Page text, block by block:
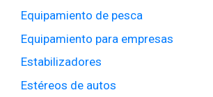
Equipamiento de pesca
Equipamiento para empresas
Estabilizadores
Estéreos de autos